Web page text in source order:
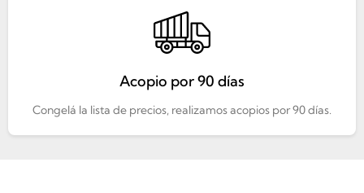
Acopio por 90 días
Congelá la lista de precios, realizamos acopios por 90 días.